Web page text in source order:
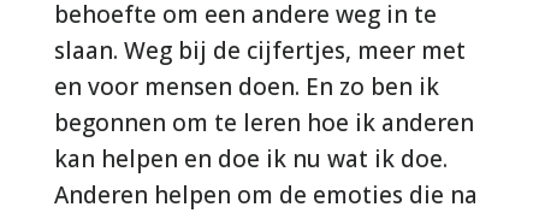
behoefte om een andere weg in te
slaan. Weg bij de cijfertjes, meer met
en voor mensen doen. En zo ben ik
begonnen om te leren hoe ik anderen
kan helpen en doe ik nu wat ik doe.
Anderen helpen om de emoties die na